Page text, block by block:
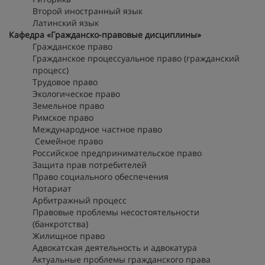
Второй иностранный язык
Латинский язык
Кафедра «Гражданско-правовые дисциплины»
Гражданское право
Гражданское процессуальное право (гражданский
процесс)
Трудовое право
Экологическое право
Земельное право
Римское право
Международное частное право
Семейное право
Российское предпринимательское право
Защита прав потребителей
Право социального обеспечения
Нотариат
Арбитражный процесс
Правовые проблемы несостоятельности
(банкротства)
Жилищное право
Адвокатская деятельность и адвокатура
Актуальные проблемы гражданского права